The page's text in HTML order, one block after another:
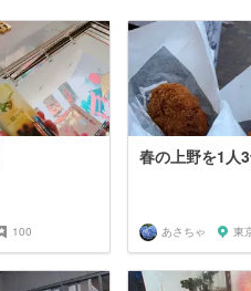
100
春の上野を1人
あさちゃ 東